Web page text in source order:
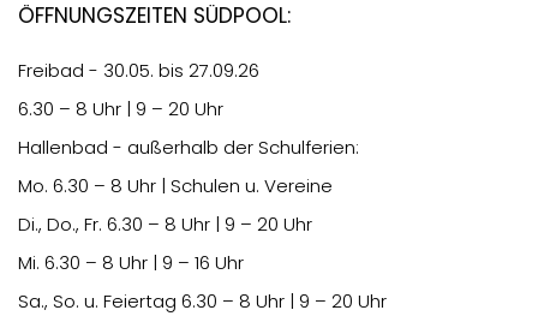
Öffnungszeiten Südpool:
Freibad - 30.05. bis 27.09.26
6.30 – 8 Uhr | 9 – 20 Uhr
Hallenbad - außerhalb der Schulferien:
Mo. 6.30 – 8 Uhr | Schulen u. Vereine
Di., Do., Fr. 6.30 – 8 Uhr | 9 – 20 Uhr
Mi. 6.30 – 8 Uhr | 9 – 16 Uhr
Sa., So. u. Feiertag 6.30 – 8 Uhr | 9 – 20 Uhr